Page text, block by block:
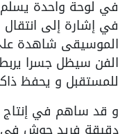
في لوحة واحدة
في إشارة إلى انتقال
الموسيقى شاهدة
الفن سيظل جسرا
للمستقبل و يحفظ